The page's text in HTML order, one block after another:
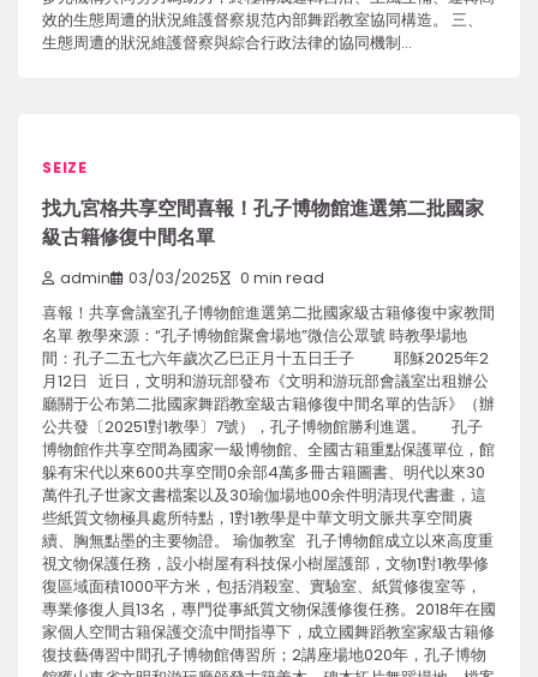
效的生態周遭的狀況維護督察規范內部舞蹈教室協同構造。 三、
生態周遭的狀況維護督察與綜合行政法律的協同機制…
SEIZE
找九宮格共享空間喜報！孔子博物館進選第二批國家
級古籍修復中間名單
admin 03/03/2025 0 min read
喜報！共享會議室孔子博物館進選第二批國家級古籍修復中家教間
名單 教學來源：“孔子博物館聚會場地”微信公眾號 時教學場地
間：孔子二五七六年歲次乙巳正月十五日壬子 耶穌2025年2
月12日 近日，文明和游玩部發布《文明和游玩部會議室出租辦公
廳關于公布第二批國家舞蹈教室級古籍修復中間名單的告訴》（辦
公共發〔20251對1教學〕7號），孔子博物館勝利進選。 孔子
博物館作共享空間為國家一級博物館、全國古籍重點保護單位，館
躲有宋代以來600共享空間0余部4萬多冊古籍圖書、明代以來30
萬件孔子世家文書檔案以及30瑜伽場地00余件明清現代書畫，這
些紙質文物極具處所特點，1對1教學是中華文明文脈共享空間賡
續、胸無點墨的主要物證。 瑜伽教室 孔子博物館成立以來高度重
視文物保護任務，設小樹屋有科技保小樹屋護部，文物1對1教學修
復區域面積1000平方米，包括消殺室、實驗室、紙質修復室等，
專業修復人員13名，專門從事紙質文物保護修復任務。2018年在國
家個人空間古籍保護交流中間指導下，成立國舞蹈教室家級古籍修
復技藝傳習中間孔子博物館傳習所；2講座場地020年，孔子博物